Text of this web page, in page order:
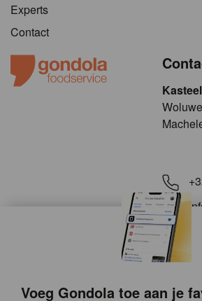
Voeg Gondola toe aan je
Experts
Contact
Volg